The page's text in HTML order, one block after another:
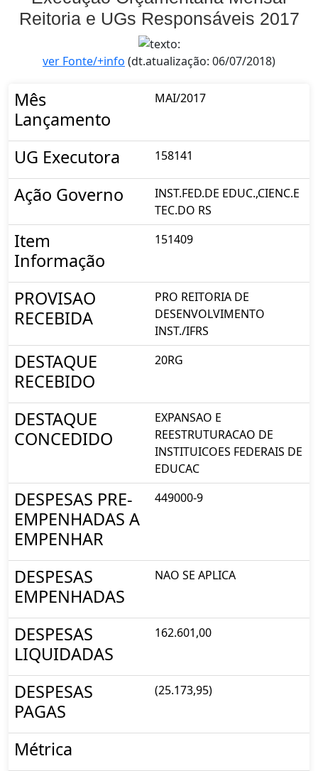
Reitoria e UGs Responsáveis 2017
ver Fonte/+info (dt.atualização: 06/07/2018)
Mês
Lançamento
MAI/2017
UG Executora 158141
Ação Governo
INST.FED.DE EDUC.,CIENC.E
TEC.DO RS
Item
Informação
151409
PROVISAO
RECEBIDA
PRO REITORIA DE
DESENVOLVIMENTO
INST./IFRS
DESTAQUE
RECEBIDO
20RG
DESTAQUE
CONCEDIDO
EXPANSAO E
REESTRUTURACAO DE
INSTITUICOES FEDERAIS DE
EDUCAC
DESPESAS PRE-
EMPENHADAS A
EMPENHAR
449000-9
DESPESAS
EMPENHADAS
NAO SE APLICA
DESPESAS
LIQUIDADAS
162.601,00
DESPESAS
PAGAS
(25.173,95)
Métrica